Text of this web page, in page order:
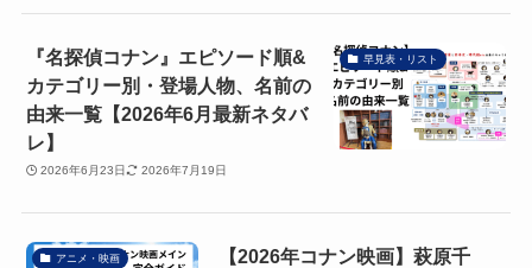
早見表・リスト
『名探偵コナン』エピソード順&
カテゴリー別・登場人物、名前の
由来一覧【2026年6月最新ネタバ
レ】
2026年6月23日 2026年7月19日
アニメ・映画
【2026年コナン映画】萩原千